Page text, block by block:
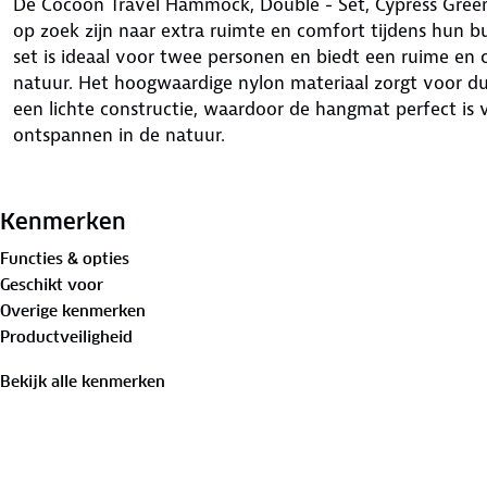
op zoek zijn naar extra ruimte en comfort tijdens hun
set is ideaal voor twee personen en biedt een ruime en
natuur. Het hoogwaardige nylon materiaal zorgt voor
een lichte constructie, waardoor de hangmat perfect is
ontspannen in de natuur.
andere steunpunten, wat zorgt voor een snelle en
De Cocoon Travel Hammock, Double - Set, Cypress
plek om te rusten, maar is ook ontworpen om
eenvoudig op te bergen en mee te nemen, zodat je
avonturen je ook brengen.
Kenmerken
Functies & opties
Geschikt voor
Overige kenmerken
Productveiligheid
Bekijk alle kenmerken